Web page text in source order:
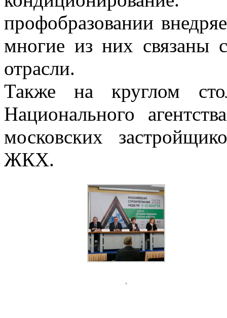
профобразовании
многие из них связаны
отрасли.
Также на круглом
Национального
московских
ЖКХ.